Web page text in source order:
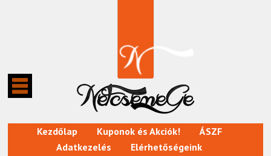
Kezdőlap Kuponok és Akciók!
ÁSZF
Adatkezelés
Elérhetőségeink